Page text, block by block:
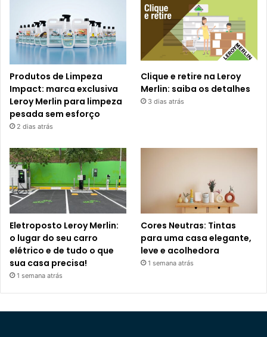
Produtos de Limpeza
Impact: marca exclusiva
Leroy Merlin para limpeza
pesada sem esforço
2 dias atrás
Clique e retire na Leroy
Merlin: saiba os detalhes
3 dias atrás
Eletroposto Leroy Merlin:
o lugar do seu carro
elétrico e de tudo o que
sua casa precisa!
1 semana atrás
Cores Neutras: Tintas
para uma casa elegante,
leve e acolhedora
1 semana atrás